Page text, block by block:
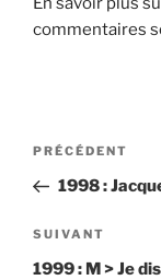
commentaires
Navigation
l’article
Article
précédent
PRÉCÉDENT
1998 :
Article
suivant
SUIVANT
1999 : M > Je